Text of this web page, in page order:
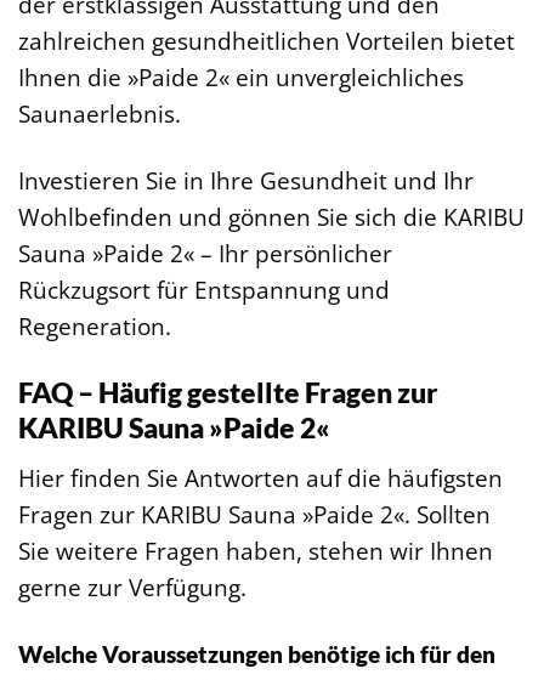
zahlreichen gesundheitlichen Vorteilen bietet
Ihnen die »Paide 2« ein unvergleichliches
Saunaerlebnis.
Investieren Sie in Ihre Gesundheit und Ihr
Wohlbefinden und gönnen Sie sich die KARIBU
Sauna »Paide 2« – Ihr persönlicher
Rückzugsort für Entspannung und
Regeneration.
FAQ – Häufig gestellte Fragen zur
KARIBU Sauna »Paide 2«
Hier finden Sie Antworten auf die häufigsten
Fragen zur KARIBU Sauna »Paide 2«. Sollten
Sie weitere Fragen haben, stehen wir Ihnen
gerne zur Verfügung.
Welche Voraussetzungen benötige ich für den